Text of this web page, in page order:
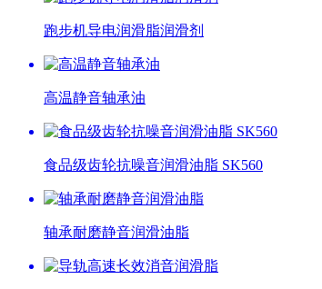
跑步机导电润滑脂润滑剂
高温静音轴承油
食品级齿轮抗噪音润滑油脂 SK560
轴承耐磨静音润滑油脂